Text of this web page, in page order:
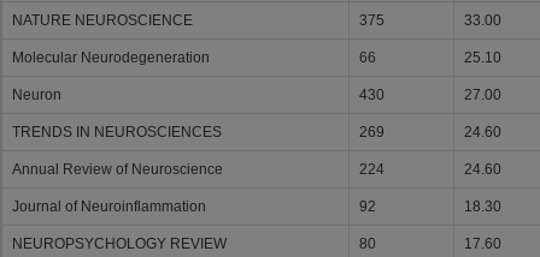
NATURE NEUROSCIENCE 375 33.00
Molecular Neurodegeneration 66 25.10
Neuron 430 27.00
TRENDS IN NEUROSCIENCES 269 24.60
Annual Review of Neuroscience 224 24.60
Journal of Neuroinflammation 92 18.30
NEUROPSYCHOLOGY REVIEW 80 17.60